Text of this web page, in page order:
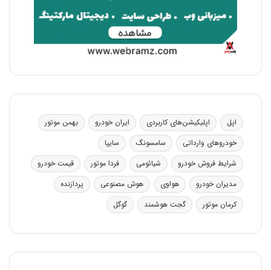
اپل اپلیکیشن‌های کاربردی ایران خودرو
بهمن موتور
خودروهای وارداتی
سامسونگ
سایپا
شرایط فروش خودرو
شیائومی فردا موتور
قیمت خودرو
مدیران خودرو
هواوی هوش مصنوعی
پردازنده
کرمان موتور
گجت هوشمند گوگل